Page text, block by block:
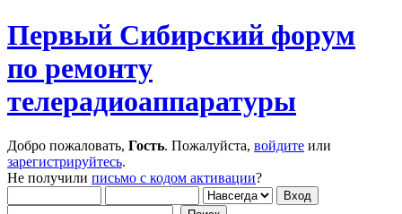
Первый Сибирский форум
по ремонту
телерадиоаппаратуры
Добро пожаловать, Гость. Пожалуйста, войдите или
зарегистрируйтесь.
Не получили письмо с кодом активации?